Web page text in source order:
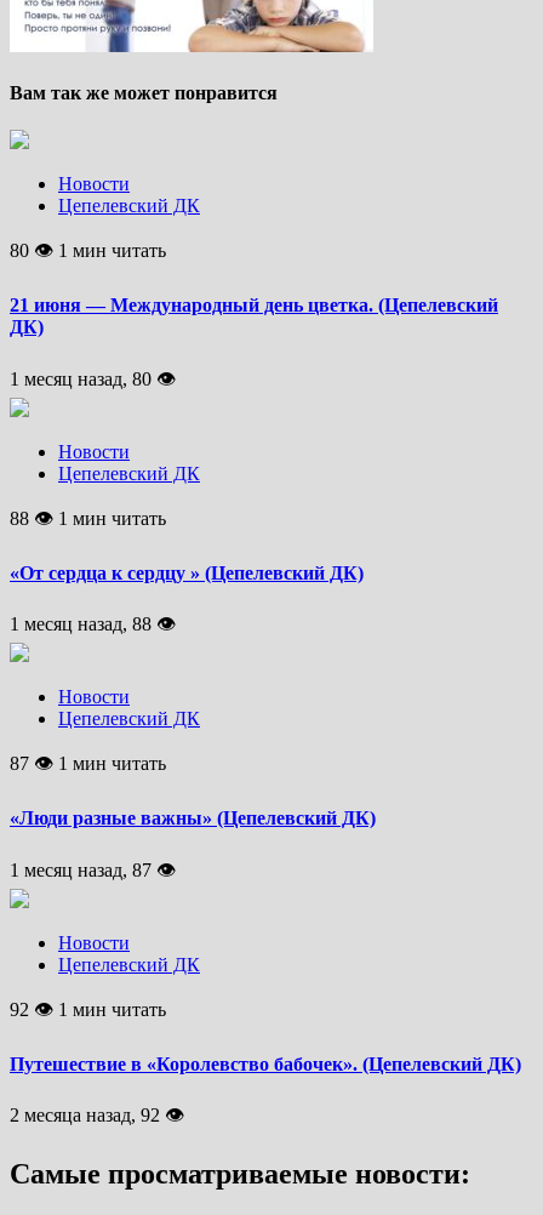
Вам так же может понравится
Новости
Цепелевский ДК
80 👁 1 мин читать
21 июня — Международный день цветка. (Цепелевский
ДК)
1 месяц назад, 80 👁
Новости
Цепелевский ДК
88 👁 1 мин читать
«От сердца к сердцу » (Цепелевский ДК)
1 месяц назад, 88 👁
Новости
Цепелевский ДК
87 👁 1 мин читать
«Люди разные важны» (Цепелевский ДК)
1 месяц назад, 87 👁
Новости
Цепелевский ДК
92 👁 1 мин читать
Путешествие в «Королевство бабочек». (Цепелевский ДК)
2 месяца назад, 92 👁
Самые просматриваемые новости: